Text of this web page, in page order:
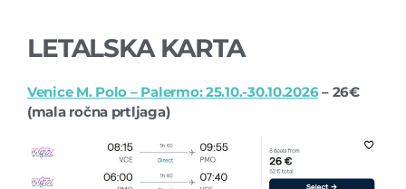
LETALSKA KARTA
Venice M. Polo – Palermo: 25.10.-30.10.2026– 26€
(mala ročna prtljaga)